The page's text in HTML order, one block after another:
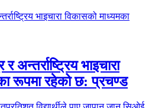
भाइचारा
रूपमा रहेको छ: प्रचण्ड